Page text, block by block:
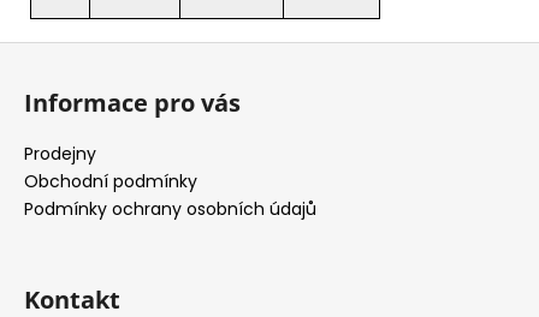
Z
Informace pro vás
Prodejny
Obchodní podmínky
Podmínky ochrany osobních údajů
Kontakt